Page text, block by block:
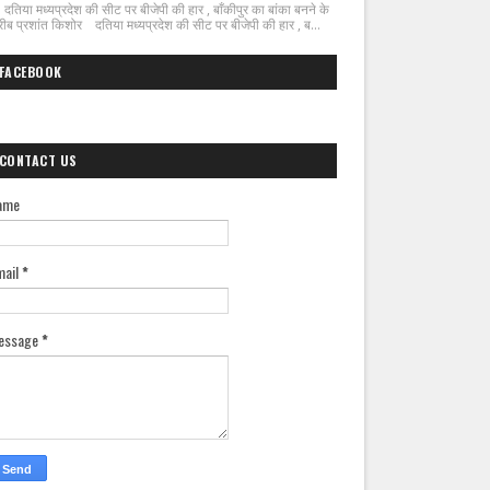
मध्यप्रदेश की सीट पर बीजेपी की हार , बाँकीपुर का बांका बनने के
प्रशांत किशोर दतिया मध्यप्रदेश की सीट पर बीजेपी की हार , ब...
FACEBOOK
CONTACT US
*
*